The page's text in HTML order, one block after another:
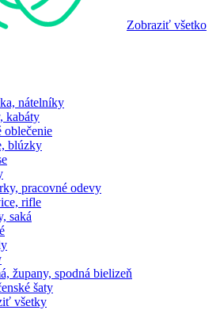
Zobraziť všetko
nátelníky
kabáty
oblečenie
blúzky
pracovné odevy
rifle
saká
župany, spodná bielizeň
šaty
všetky